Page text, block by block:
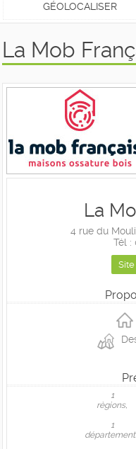
GÉOLOCALISER
La Mob
La
4 rue du
Tél :
1
règions,
1